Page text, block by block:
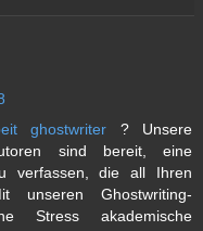
ghostwriter ? Unsere
sind bereit, eine
verfassen, die all Ihren
unseren Ghostwriting-
Stress akademische